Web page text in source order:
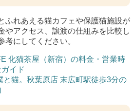
ふれあえる猫カフェや保護猫施設が
やアクセス、譲渡の仕組みを比較し
考にしてください。
化猫茶屋（新宿）の料金・営業時
イド
と猫。秋葉原店 末広町駅徒歩3分の